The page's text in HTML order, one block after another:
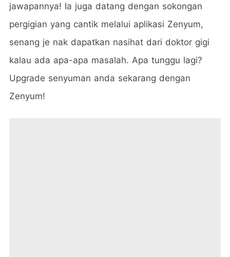
jawapannya! Ia juga datang dengan sokongan
pergigian yang cantik melalui aplikasi Zenyum,
senang je nak dapatkan nasihat dari doktor gigi
kalau ada apa-apa masalah. Apa tunggu lagi?
Upgrade senyuman anda sekarang dengan
Zenyum!